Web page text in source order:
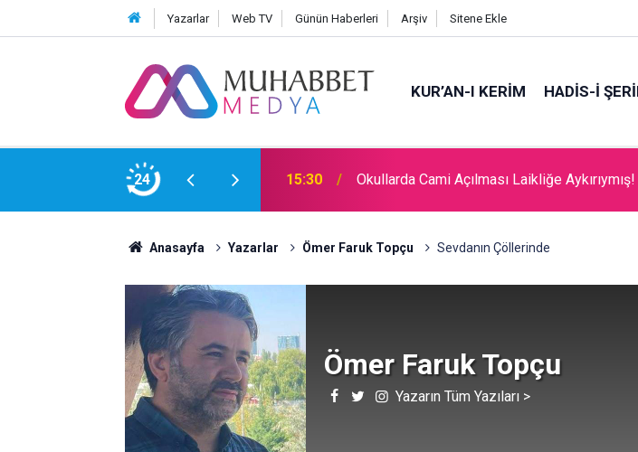
Yazarlar Web TV Günün Haberleri Arşiv Sitene Ekle
KUR’AN-I KERİM HADİS-İ
24 15:30 Okullarda Cami Açılması Laikliğe Aykırıymış!
Anasayfa Yazarlar Ömer Faruk Topçu Sevdanın Çöllerinde
Ömer Faruk Topçu
Yazarın Tüm Yazıları >